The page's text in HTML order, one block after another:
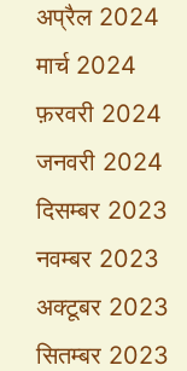
अप्रैल 2024
मार्च 2024
फ़रवरी 2024
जनवरी 2024
दिसम्बर 2023
नवम्बर 2023
अक्टूबर 2023
सितम्बर 2023